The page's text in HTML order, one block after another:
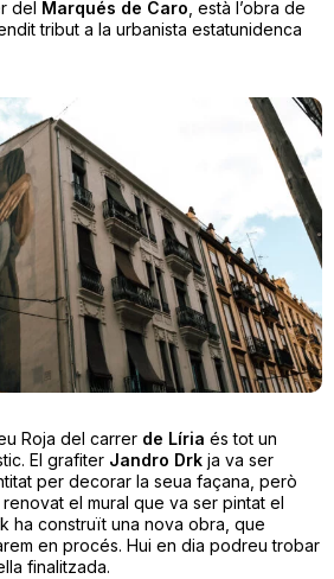
del Marqués de Caro , està l’obra de
tribut a la urbanista estatunidenca
Roja del carrer de Líria és tot un
El grafiter Jandro Drkja va ser
per decorar la seua façana, però
el mural que va ser pintat el
ha construït una nova obra, que
en procés. Hui en dia podreu trobar
finalitzada.